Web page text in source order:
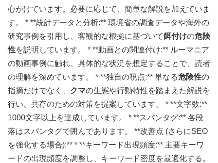
心がけています。必要に応じて、簡単な解説を加えていま
す。 * **統計データと分析:** 環境省の調査データや海外の
研究事例を引用し、客観的な根拠に基づいて餌付けの危険
性を説明しています。 * **動画との関連付け:** ルーマニア
の動画事例に触れ、具体的な状況を想定することで、読者
の理解を深めています。 * **独自の視点:** 単なる危険性の
指摘だけでなく、 クマの生態や行動特性を踏まえた解説を
行い、共存のための対策を提案しています。 * **文字数:**
1000文字以上を達成しています。 * **スパンタグ:** 各段
落はスパンタグで囲んであります。 **改善点 (さらにSEO
を強化する場合):** * **キーワード出現頻度:** 主要キーワ
ードの出現頻度を調整し、キーワード密度を最適化する。